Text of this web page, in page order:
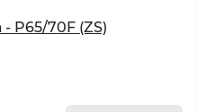
P65/70F (ZS)